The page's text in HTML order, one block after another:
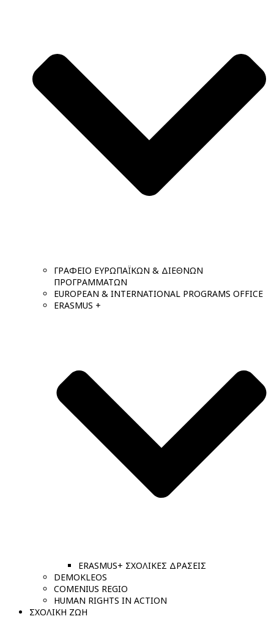
ΓΡΑΦΕΙΟ ΕΥΡΩΠΑΪΚΩΝ & ΔΙΕΘΝΩΝ
ΠΡΟΓΡΑΜΜΑΤΩΝ
EUROPEAN & INTERNATIONAL PROGRAMS OFFICE
ERASMUS +
ERASMUS+ ΣΧΟΛΙΚΕΣ ΔΡΑΣΕΙΣ
DEMOKLEOS
COMENIUS REGIO
HUMAN RIGHTS IN ACTION
ΣΧΟΛΙΚΗ ΖΩΗ